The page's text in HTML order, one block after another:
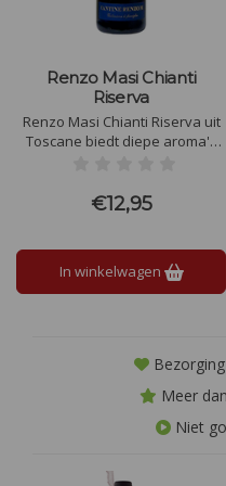
Renzo Masi Chianti
Riserva
Renzo Masi Chianti Riserva uit
Toscane biedt diepe aroma's
tabak en specerijen. Deze wijn,
gerijpt in eikenhouten vaten,
€12,95
In winkelwagen
Meer
Niet